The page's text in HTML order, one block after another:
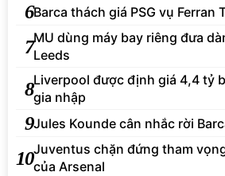
6Barca thách giá PSG vụ Ferran
7MU dùng máy bay riêng đưa
Leeds
8Liverpool được định giá 4,4 tỷ
gia nhập
9Jules Kounde cân nhắc rời
10Juventus chặn đứng tham
của Arsenal